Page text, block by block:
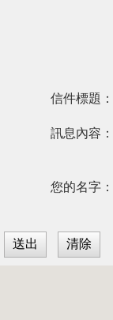
信件標題：
訊息內容：
您的名字：